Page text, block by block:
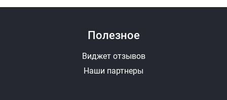
Полезное
Виджет отзывов
Наши партнеры